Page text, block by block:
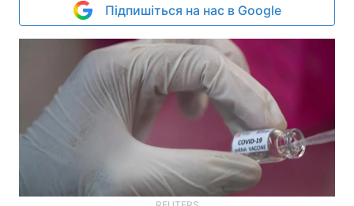
Підпишіться на нас в Google